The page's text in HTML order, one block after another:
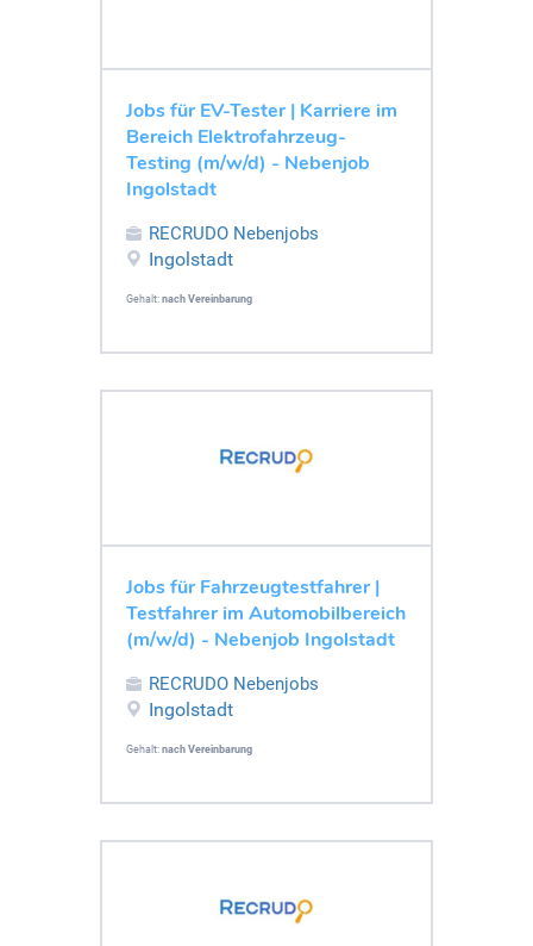
Jobs für EV-Tester | Karriere im
Bereich Elektrofahrzeug-
Testing (m/w/d) - Nebenjob
Ingolstadt
RECRUDO Nebenjobs
Ingolstadt
Gehalt: nach Vereinbarung
Jobs für Fahrzeugtestfahrer |
Testfahrer im Automobilbereich
(m/w/d) - Nebenjob Ingolstadt
RECRUDO Nebenjobs
Ingolstadt
Gehalt: nach Vereinbarung